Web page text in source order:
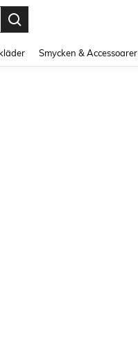
Smycken & Accessoarer